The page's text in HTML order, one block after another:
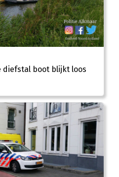
diefstal boot blijkt loos